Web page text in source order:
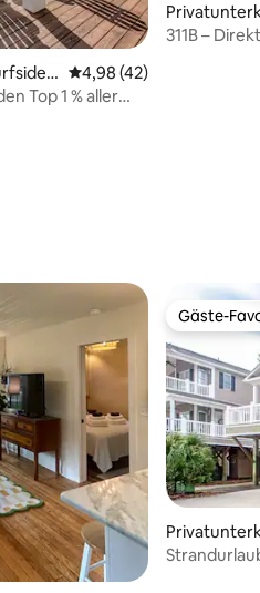
5, 75 Bewertungen
B Durchschnittliche
4,98 (42)
Top 1 % aller
Beach
311B –
5, 11 Bewertungen
Gäste-
Gäste-